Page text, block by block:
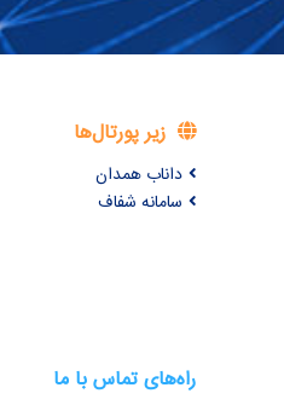
زیر پورتال‌ها
داناب همدان
سامانه شفاف
راه‌های تماس با ما